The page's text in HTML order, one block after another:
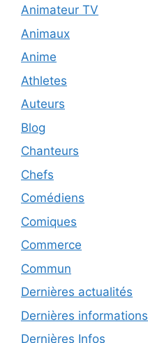
Animateur TV
Animaux
Anime
Athletes
Auteurs
Blog
Chanteurs
Chefs
Comédiens
Comiques
Commerce
Commun
Dernières actualités
Dernières informations
Dernières Infos